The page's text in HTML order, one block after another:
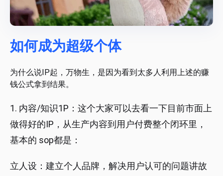
如何成为超级个体
为什么说IP起，万物生，是因为看到太多人利用上述的赚
钱公式拿到结果。
1. 内容/知识1P：这个大家可以去看一下目前市面上
做得好的IP，从生产内容到用户付费整个闭环里，
基本的 sop都是：
立人设：建立个人品牌，解决用户认可的问题讲故